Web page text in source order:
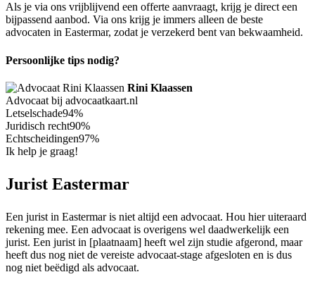
Als je via ons vrijblijvend een offerte aanvraagt, krijg je direct een
bijpassend aanbod. Via ons krijg je immers alleen de beste
advocaten in Eastermar, zodat je verzekerd bent van bekwaamheid.
Persoonlijke tips nodig?
Rini Klaassen
Advocaat bij advocaatkaart.nl
Letselschade94%
Juridisch recht90%
Echtscheidingen97%
Ik help je graag!
Jurist Eastermar
Een jurist in Eastermar is niet altijd een advocaat. Hou hier uiteraard
rekening mee. Een advocaat is overigens wel daadwerkelijk een
jurist. Een jurist in [plaatnaam] heeft wel zijn studie afgerond, maar
heeft dus nog niet de vereiste advocaat-stage afgesloten en is dus
nog niet beëdigd als advocaat.